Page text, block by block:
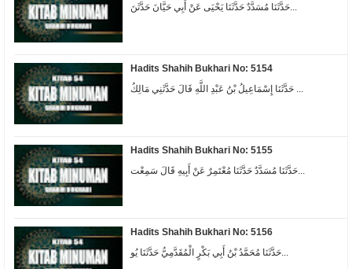
حَدَّثَنَا مُسَدَّدٌ حَدَّثَنَا يَحْيَى عَنْ أَبِي حَيَّانَ حَدَّثَنَ...
Hadits Shahih Bukhari No: 5154
حَدَّثَنَا إِسْمَاعِيلُ بْنُ عَبْدِ اللَّهِ قَالَ حَدَّثَنِي مَالِكُ ...
Hadits Shahih Bukhari No: 5155
Hadits Shahih Bukhari No: 5156